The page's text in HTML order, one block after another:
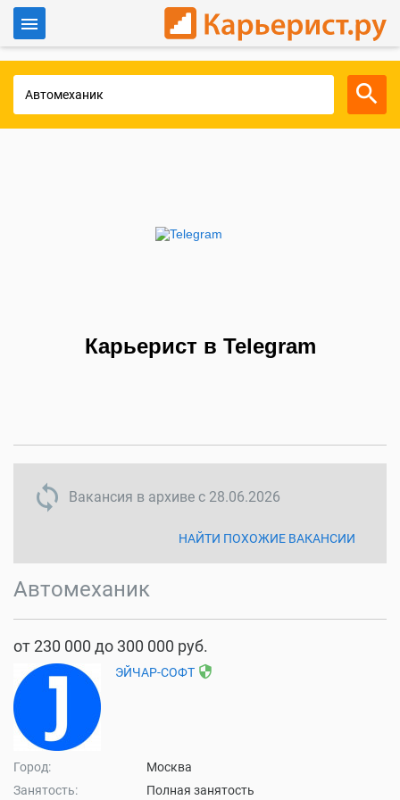
Для работодателей
Карьерист в Telegram
sync disabled
Вакансия в архиве с 28.06.2026
НАЙТИ ПОХОЖИЕ ВАКАНСИИ
Автомеханик
от 230 000 до 300 000 руб.
ЭЙЧАР-СОФТ security
Город:
Москва
Занятость:
Полная занятость